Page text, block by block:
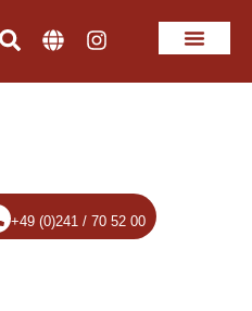
+49 (0)241 / 70 52 00